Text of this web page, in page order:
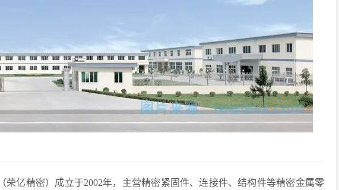
荣亿精密）成立于2002年，主营精密紧固件、连接件、结构件等精密金属零